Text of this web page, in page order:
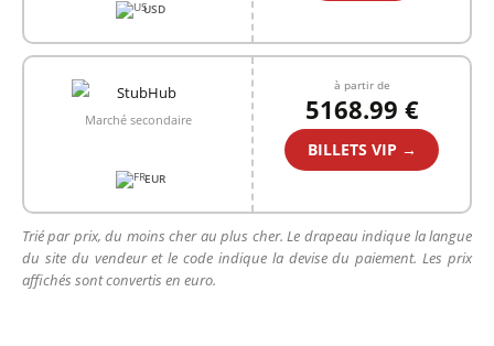
USD
Marché secondaire
EUR
à partir de
5168.99 €
BILLETS VIP →
Trié par prix, du moins cher au plus cher. Le drapeau indique la langue
du site du vendeur et le code indique la devise du paiement. Les prix
affichés sont convertis en euro.